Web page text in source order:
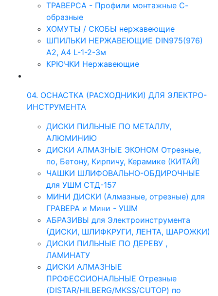
ТРАВЕРСА - Профили монтажные С-
образные
ХОМУТЫ / СКОБЫ нержавеющие
ШПИЛЬКИ НЕРЖАВЕЮЩИЕ DIN975(976)
A2, А4 L-1-2-3м
КРЮЧКИ Нержавеющие
04. ОСНАСТКА (РАСХОДНИКИ) ДЛЯ ЭЛЕКТРО-
ИНСТРУМЕНТА
ДИСКИ ПИЛЬНЫЕ ПО МЕТАЛЛУ,
АЛЮМИНИЮ
ДИСКИ АЛМАЗНЫЕ ЭКОНОМ Отрезные,
по, Бетону, Кирпичу, Керамике (КИТАЙ)
ЧАШКИ ШЛИФОВАЛЬНО-ОБДИРОЧНЫЕ
для УШМ СТД-157
МИНИ ДИСКИ (Алмазные, отрезные) для
ГРАВЕРА и Мини - УШМ
АБРАЗИВЫ для Электроинструмента
(ДИСКИ, ШЛИФКРУГИ, ЛЕНТА, ШАРОЖКИ)
ДИСКИ ПИЛЬНЫЕ ПО ДЕРЕВУ ,
ЛАМИНАТУ
ДИСКИ АЛМАЗНЫЕ
ПРОФЕССИОНАЛЬНЫЕ Отрезные
(DISTAR/HILBERG/MKSS/CUTOP) по